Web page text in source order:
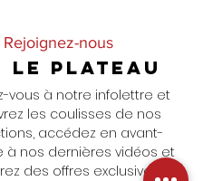
Rejoignez-nous
LE PLATEAU
vous à notre infolettre et
les coulisses de nos
accédez en avant-
à nos dernières vidéos et
des offres exclusives !